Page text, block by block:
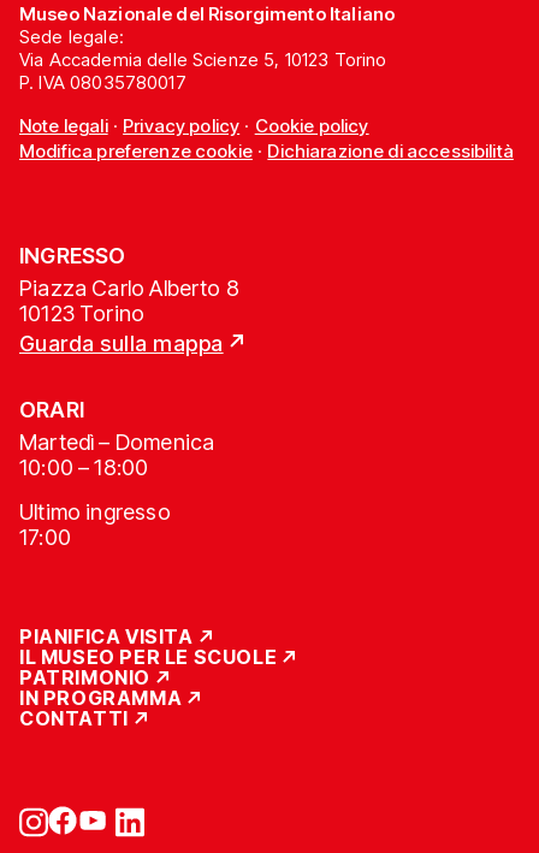
Museo Nazionale del Risorgimento Italiano
Sede legale:
Via Accademia delle Scienze 5, 10123 Torino
P. IVA 08035780017
Note legali· Privacy policy · Cookie policy
Modifica preferenze cookie· Dichiarazione di accessibilità
INGRESSO
Piazza Carlo Alberto 8
10123 Torino
Guarda sulla mappa
ORARI
Martedì – Domenica
10:00 – 18:00
Ultimo ingresso
17:00
PIANIFICA VISITA
IL MUSEO PER LE SCUOLE
PATRIMONIO
IN PROGRAMMA
CONTATTI